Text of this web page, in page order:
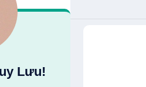
Lưu!